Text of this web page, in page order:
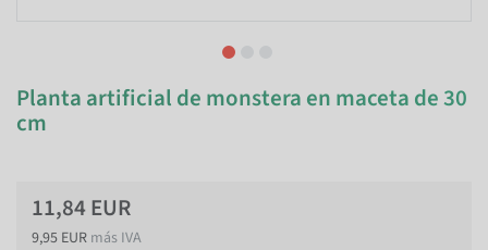
Planta artificial de monstera en maceta de 30
cm
11,84 EUR
9,95 EUR más IVA